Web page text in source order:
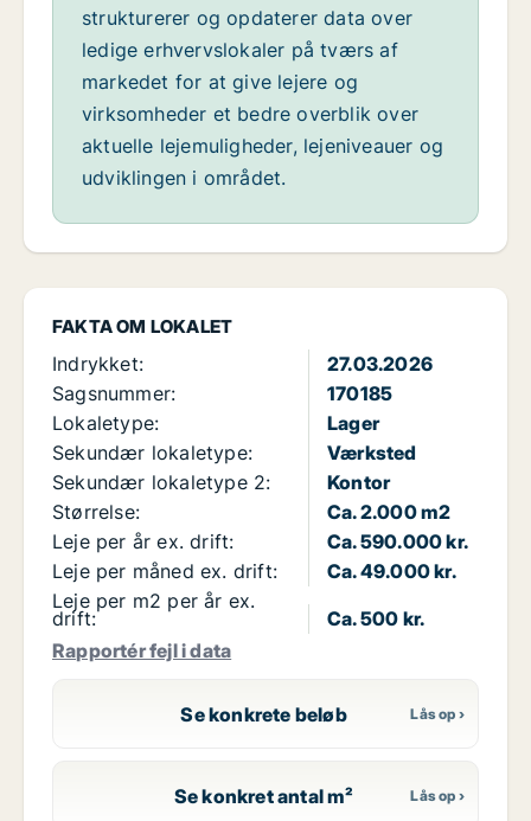
FAKTA OM LOKALET
Indrykket:
27.03.2026
Sagsnummer:
170185
Lokaletype:
Lager
Sekundær lokaletype:
Værksted
Sekundær lokaletype 2:
Kontor
Størrelse:
Ca. 2.000 m2
Leje per år ex. drift:
Ca. 590.000 kr.
Leje per måned ex. drift:
Ca. 49.000 kr.
Leje per m2 per år ex.
drift:
Ca. 500 kr.
Rapportér fejl i data
Se konkrete beløb
Se konkret antal m²
strukturerer og opdaterer data over
ledige erhvervslokaler på tværs af
markedet for at give lejere og
virksomheder et bedre overblik over
aktuelle lejemuligheder, lejeniveauer og
udviklingen i området.